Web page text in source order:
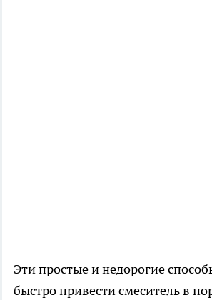
Эти простые и недорогие
быстро привести смеситель в